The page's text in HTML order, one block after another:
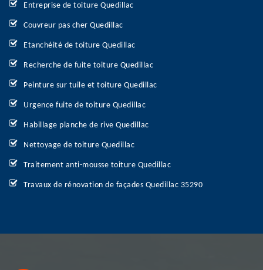
Entreprise de toiture Quedillac
Couvreur pas cher Quedillac
Etanchéité de toiture Quedillac
Recherche de fuite toiture Quedillac
Peinture sur tuile et toiture Quedillac
Urgence fuite de toiture Quedillac
Habillage planche de rive Quedillac
Nettoyage de toiture Quedillac
Traitement anti-mousse toiture Quedillac
Travaux de rénovation de façades Quedillac 35290